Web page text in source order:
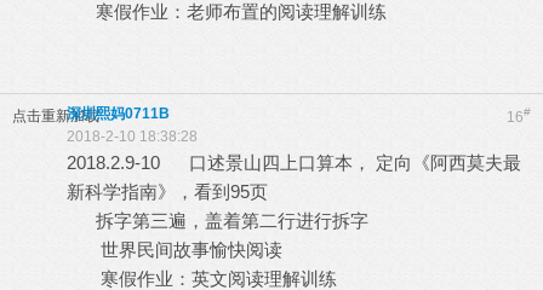
寒假作业：老师布置的阅读理解训练
点击重新加载 16#
深圳熙妈0711B
2018-2-10 18:38:28
2018.2.9-10 口述景山四上口算本， 定向《阿西莫夫最
新科学指南》，看到95页
拆字第三遍，盖着第二行进行拆字
世界民间故事愉快阅读
寒假作业：英文阅读理解训练